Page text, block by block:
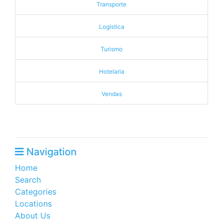
Transporte
Logística
Turismo
Hotelaria
Vendas
Navigation
Home
Search
Categories
Locations
About Us